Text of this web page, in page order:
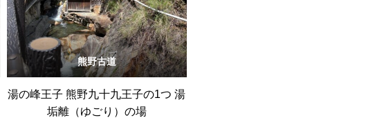
熊野古道
湯の峰王子 熊野九十九王子の1つ 湯
垢離（ゆごり）の場